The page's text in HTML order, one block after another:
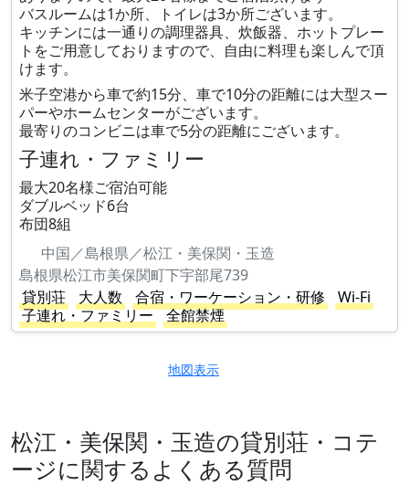
バスルームは1か所、トイレは3か所ございます。
キッチンには一通りの調理器具、炊飯器、ホットプレー
トをご用意しておりますので、自由に料理も楽しんで頂
けます。
米子空港から車で約15分、車で10分の距離には大型スー
パーやホームセンターがございます。
最寄りのコンビニは車で5分の距離にございます。
子連れ・ファミリー
最大20名様ご宿泊可能
ダブルベッド6台
布団8組
中国／島根県／松江・美保関・玉造
島根県松江市美保関町下宇部尾739
貸別荘
大人数 合宿・ワーケーション・研修
Wi-Fi
子連れ・ファミリー
全館禁煙
地図表示
松江・美保関・玉造の貸別荘・コテ
ージに関するよくある質問